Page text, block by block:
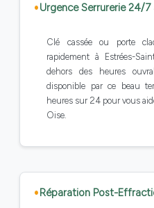
Urgence Serrurerie 24/
Clé cassée ou porte
rapidement à Estrées-
dehors des heures
disponible par ce beau
heures sur 24 pour vous
Oise.
Réparation Post-